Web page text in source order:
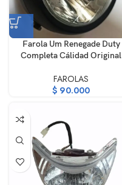
Farola Um Renegade Duty
Completa Cálidad Original
FAROLAS
$ 90.000